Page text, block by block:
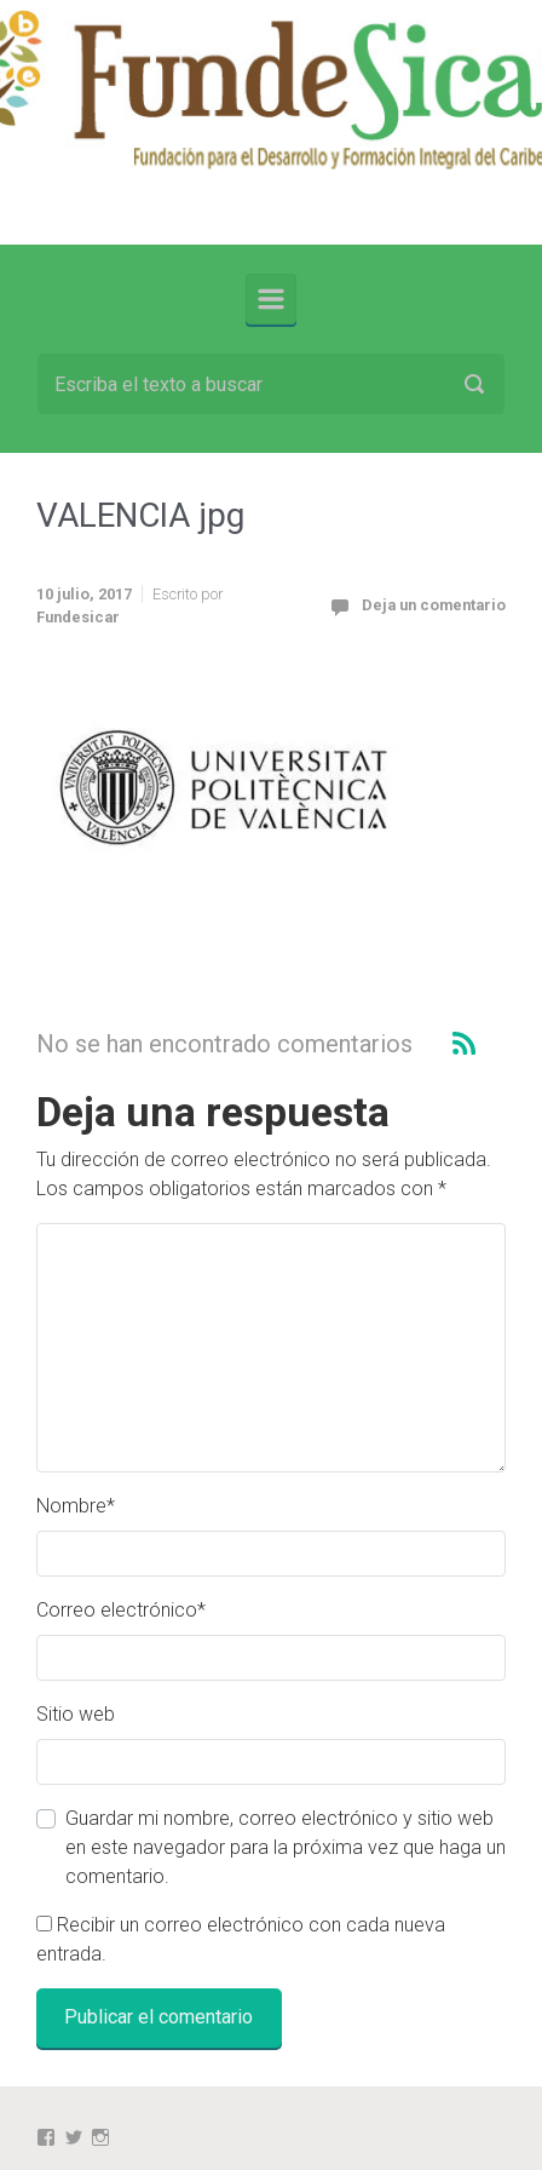
Saltar al contenido principal
VALENCIA jpg
10 julio, 2017
Escrito por
Fundesicar
Deja un comentario
No se han encontrado comentarios
Deja una respuesta
Tu dirección de correo electrónico no será publicada.
Los campos obligatorios están marcados con *
Nombre*
Correo electrónico*
Sitio web
Guardar mi nombre, correo electrónico y sitio web
en este navegador para la próxima vez que haga un
comentario.
Recibir un correo electrónico con cada nueva
entrada.
VerVer